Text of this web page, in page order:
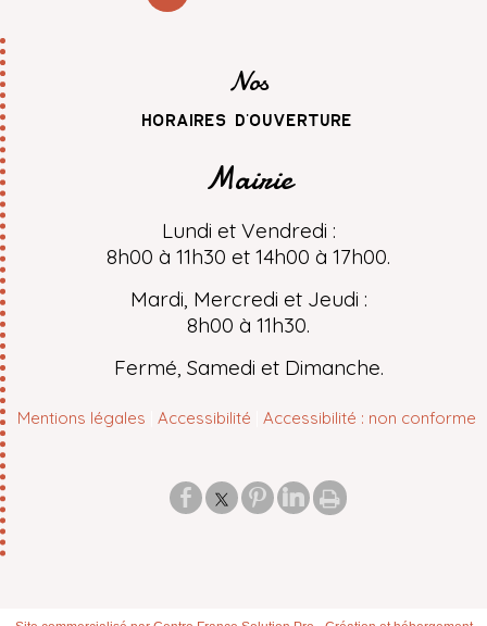
Nos
horaires d'ouverture
Mairie
Lundi et Vendredi :
8h00 à 11h30 et 14h00 à 17h00.
Mardi, Mercredi et Jeudi :
8h00 à 11h30.
Fermé, Samedi et Dimanche.
Mentions légales Accessibilité Accessibilité : non conforme